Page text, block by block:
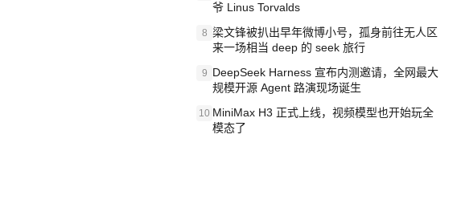
爷 Linus Torvalds
8 梁文锋被扒出早年微博小号，孤身前往无人区
来一场相当 deep 的 seek 旅行
9 DeepSeek Harness 宣布内测邀请，全网最大
规模开源 Agent 路演现场诞生
10 MiniMax H3 正式上线，视频模型也开始玩全
模态了